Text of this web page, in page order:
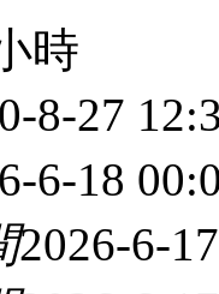
時
8-27
6-18
2026-6-